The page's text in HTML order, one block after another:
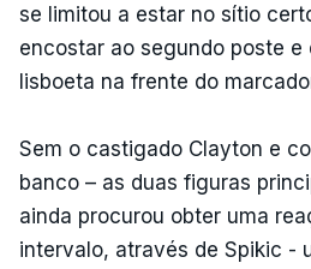
se limitou a estar no sítio
encostar ao segundo poste
lisboeta na frente do
Sem o castigado Clayton e
banco – as duas figuras
ainda procurou obter uma
intervalo, através de Spikic -